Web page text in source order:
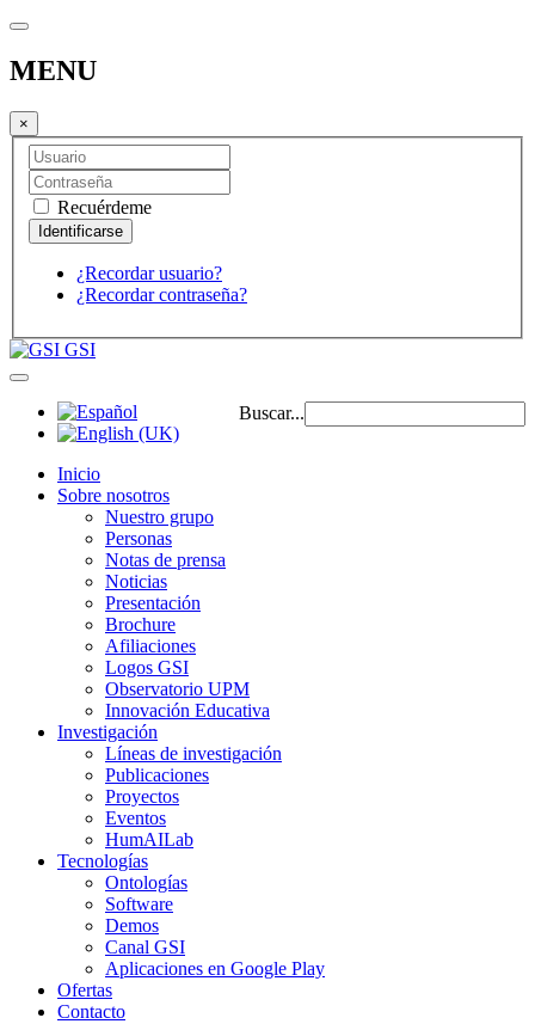
MENU
×
Recuérdeme
¿Recordar usuario?
¿Recordar contraseña?
GSI
Buscar...
Inicio
Sobre nosotros
Nuestro grupo
Personas
Notas de prensa
Noticias
Presentación
Brochure
Afiliaciones
Logos GSI
Observatorio UPM
Innovación Educativa
Investigación
Líneas de investigación
Publicaciones
Proyectos
Eventos
HumAILab
Tecnologías
Ontologías
Software
Demos
Canal GSI
Aplicaciones en Google Play
Ofertas
Contacto